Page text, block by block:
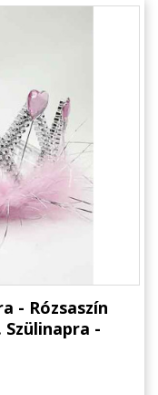
- Rózsaszín
Szülinapra -